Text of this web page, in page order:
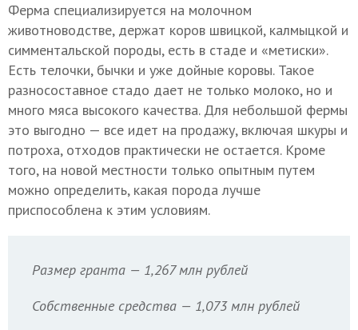
Ферма специализируется на молочном
животноводстве, держат коров швицкой, калмыцкой и
симментальской породы, есть в стаде и «метиски».
Есть телочки, бычки и уже дойные коровы. Такое
разносоставное стадо дает не только молоко, но и
много мяса высокого качества. Для небольшой фермы
это выгодно — все идет на продажу, включая шкуры и
потроха, отходов практически не остается. Кроме
того, на новой местности только опытным путем
можно определить, какая порода лучше
приспособлена к этим условиям.
Размер гранта — 1,267 млн рублей
Собственные средства — 1,073 млн рублей